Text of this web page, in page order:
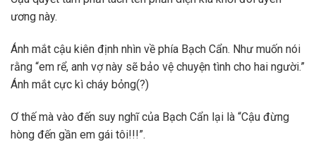
ương này.
Ánh mắt cậu kiên định nhìn về phía Bạch Cẩn. Như muốn nói
rằng “em rể, anh vợ này sẽ bảo vệ chuyện tình cho hai người.”
Ánh mắt cực kì cháy bỏng(?)
Ơ thế mà vào đến suy nghĩ của Bạch Cẩn lại là “Cậu đừng
hòng đến gần em gái tôi!!!”.